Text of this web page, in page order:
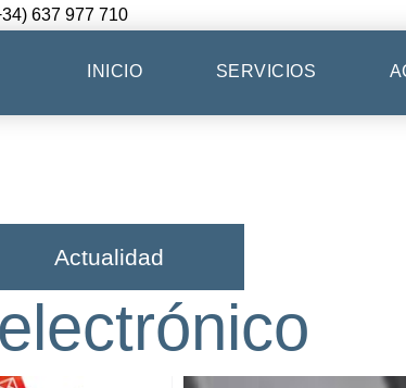
637 977 710
INICIO SERVICIOS
Actualidad